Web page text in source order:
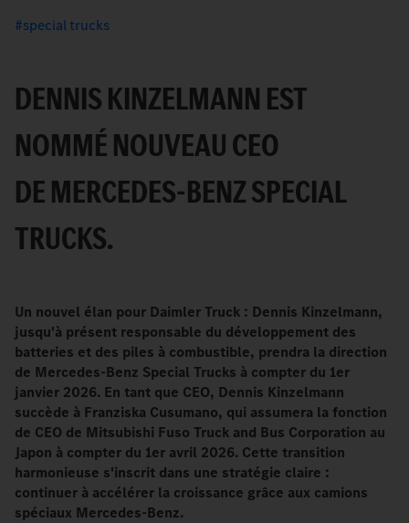
special trucks
DENNIS KINZELMANN EST
NOMMÉ NOUVEAU CEO
DE MERCEDES-BENZ SPECIAL
TRUCKS.
Un nouvel élan pour Daimler Truck : Dennis Kinzelmann,
jusqu'à présent responsable du développement des
batteries et des piles à combustible, prendra la direction
de Mercedes-Benz Special Trucks à compter du 1er
janvier 2026. En tant que CEO, Dennis Kinzelmann
succède à Franziska Cusumano, qui assumera la fonction
de CEO de Mitsubishi Fuso Truck and Bus Corporation au
Japon à compter du 1er avril 2026. Cette transition
harmonieuse s'inscrit dans une stratégie claire :
continuer à accélérer la croissance grâce aux camions
spéciaux Mercedes-Benz.